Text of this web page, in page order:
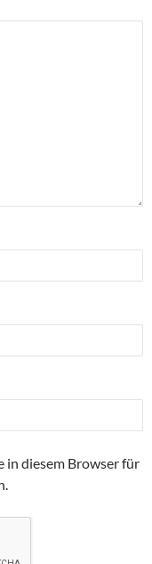
in diesem Browser für